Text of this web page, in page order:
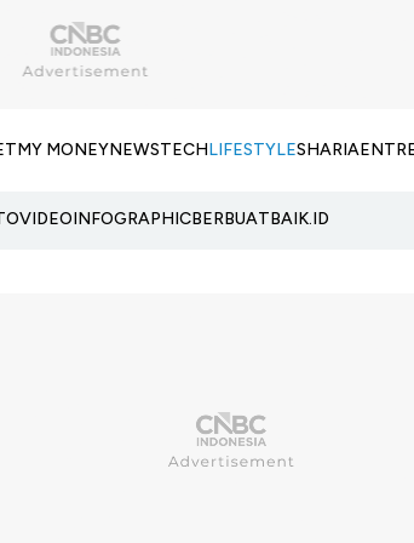
MY MONEYNEWSTECHLIFESTYLESHARIA
VIDEOINFOGRAPHICBERBUATBAIK.ID